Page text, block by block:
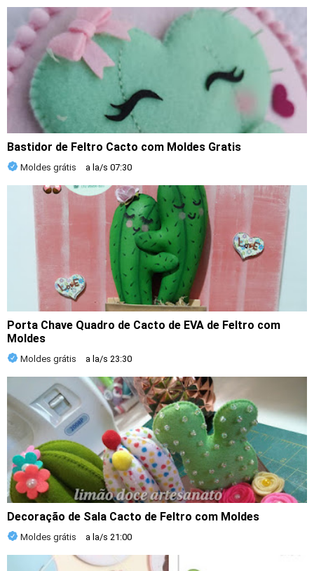
Bastidor de Feltro Cacto com Moldes Gratis
Moldes grátis a la/s 07:30
Porta Chave Quadro de Cacto de EVA de Feltro com
Moldes
Moldes grátis a la/s 23:30
Decoração de Sala Cacto de Feltro com Moldes
Moldes grátis a la/s 21:00